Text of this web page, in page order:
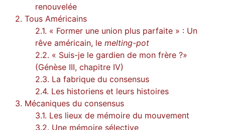
renouvelée
2. Tous Américains
2.1. « Former une union plus parfaite » : Un
rêve américain, le melting-pot
2.2. « Suis-je le gardien de mon frère ?»
(Génèse III, chapitre IV)
2.3. La fabrique du consensus
2.4. Les historiens et leurs histoires
3. Mécaniques du consensus
3.1. Les lieux de mémoire du mouvement
3.2. Une mémoire sélective